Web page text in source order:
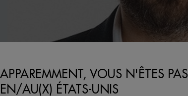
APPAREMMENT, VOUS N'ÊTES PAS
EN/AU(X) ÉTATS-UNIS